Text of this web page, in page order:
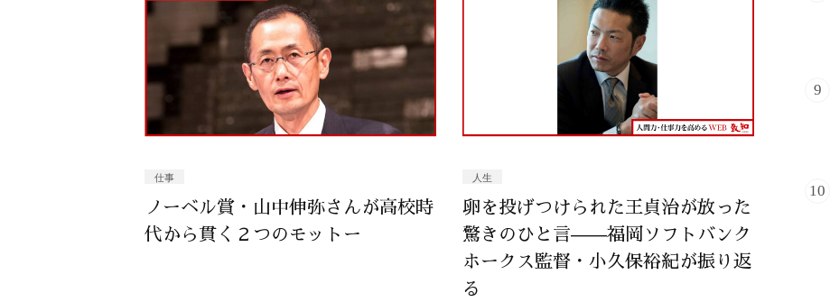
仕事
ノーベル賞・山中伸弥さんが高校時
代から貫く２つのモットー
人生
卵を投げつけられた王貞治が放った
驚きのひと言——福岡ソフトバンク
ホークス監督・小久保裕紀が振り返
る